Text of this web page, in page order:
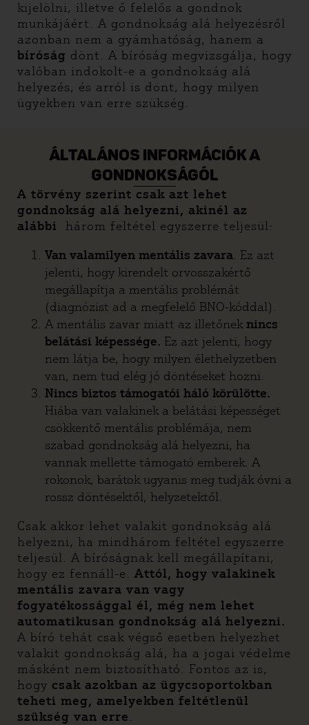
kijelölni, illetve ő felelős a gondnok
munkájáért. A gondnokság alá helyezésről
azonban nem a gyámhatóság, hanem a
bíróság dönt. A bíróság megvizsgálja, hogy
valóban indokolt-e a gondnokság alá
helyezés, és arról is dönt, hogy milyen
ügyekben van erre szükség.
ÁLTALÁNOS INFORMÁCIÓK A
GONDNOKSÁGÓL
A törvény szerint csak azt lehet
gondnokság alá helyezni, akinél az
alábbi három feltétel egyszerre teljesül:
Van valamilyen mentális zavara. Ez azt
jelenti, hogy kirendelt orvosszakértő
megállapítja a mentális problémát
(diagnózist ad a megfelelő BNO-kóddal).
A mentális zavar miatt az illetőnek nincs
belátási képessége. Ez azt jelenti, hogy
nem látja be, hogy milyen élethelyzetben
van, nem tud elég jó döntéseket hozni.
Nincs biztos támogatói háló körülötte.
Hiába van valakinek a belátási képességet
csökkentő mentális problémája, nem
szabad gondnokság alá helyezni, ha
vannak mellette támogató emberek. A
rokonok, barátok ugyanis meg tudják óvni a
rossz döntésektől, helyzetektől.
Csak akkor lehet valakit gondnokság alá
helyezni, ha mindhárom feltétel egyszerre
teljesül. A bíróságnak kell megállapítani,
hogy ez fennáll-e. Attól, hogy valakinek
mentális zavara van vagy
fogyatékossággal él, még nem lehet
automatikusan gondnokság alá helyezni.
A bíró tehát csak végső esetben helyezhet
valakit gondnokság alá, ha a jogai védelme
másként nem biztosítható. Fontos az is,
hogy csak azokban az ügycsoportokban
teheti meg, amelyekben feltétlenül
szükség van erre.